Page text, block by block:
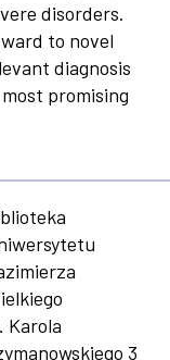
disorders.
to novel
diagnosis
promising
Karola
3